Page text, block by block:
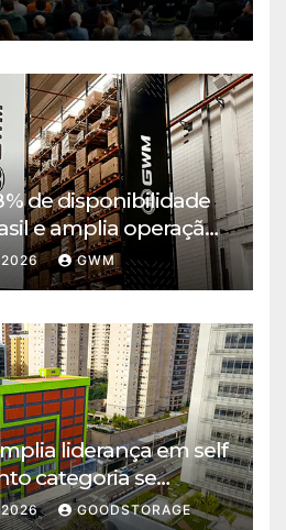
de disponibilidade
e amplia operação
2026 GWM
liderança em self
categoria se
Paulo
2026 GOODSTORAGE